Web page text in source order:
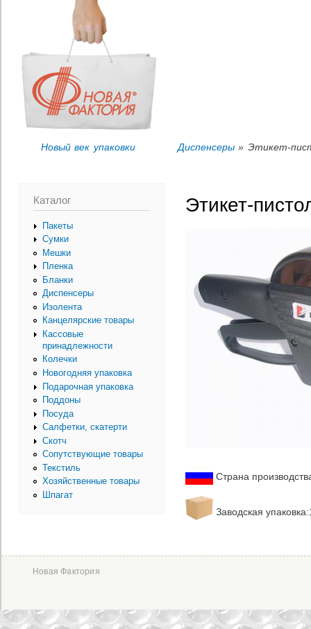
Новый век упаковки Диспенсеры » Этикет-
Каталог
Пакеты
Сумки
Мешки
Пленка
Бланки
Диспенсеры
Изолента
Канцелярские товары
Кассовые
принадлежности
Колечки
Новогодняя упаковка
Подарочная упаковка
Поддоны
Посуда
Салфетки, скатерти
Скотч
Сопутствующие товары
Текстиль
Хозяйственные товары
Шпагат
Этикет-
Страна
Заводская
Новая Фактория